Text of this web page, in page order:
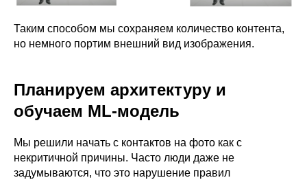
Таким способом мы сохраняем количество контента,
но немного портим внешний вид изображения.
Планируем архитектуру и
обучаем ML-модель
Мы решили начать с контактов на фото как с
некритичной причины. Часто люди даже не
задумываются, что это нарушение правил